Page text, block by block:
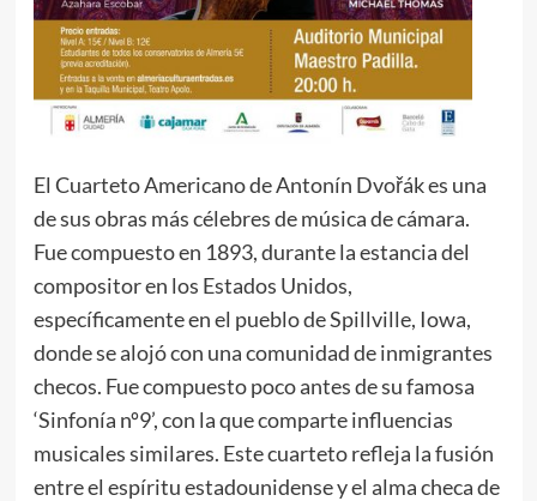
El Cuarteto Americano de Antonín Dvořák es una
de sus obras más célebres de música de cámara.
Fue compuesto en 1893, durante la estancia del
compositor en los Estados Unidos,
específicamente en el pueblo de Spillville, Iowa,
donde se alojó con una comunidad de inmigrantes
checos. Fue compuesto poco antes de su famosa
‘Sinfonía nº9’, con la que comparte influencias
musicales similares. Este cuarteto refleja la fusión
entre el espíritu estadounidense y el alma checa de